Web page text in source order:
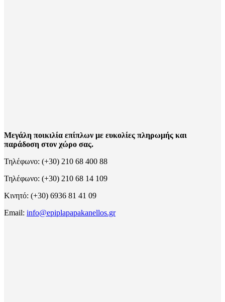
Μεγάλη ποικιλία επίπλων με ευκολίες πληρωμής και
παράδοση στον χώρο σας.
Τηλέφωνο: (+30) 210 68 400 88
Τηλέφωνο: (+30) 210 68 14 109
Κινητό: (+30) 6936 81 41 09
Email: info@epiplapapakanellos.gr